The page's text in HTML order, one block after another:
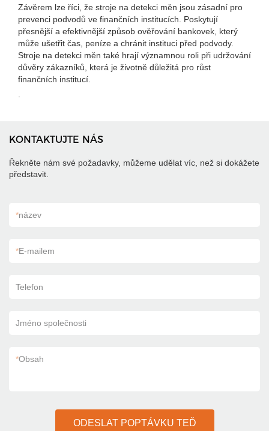
Závěrem lze říci, že stroje na detekci měn jsou zásadní pro
prevenci podvodů ve finančních institucích. Poskytují
přesnější a efektivnější způsob ověřování bankovek, který
může ušetřit čas, peníze a chránit instituci před podvody.
Stroje na detekci měn také hrají významnou roli při udržování
důvěry zákazníků, která je životně důležitá pro růst
finančních institucí.
KONTAKTUJTE NÁS
Řekněte nám své požadavky, můžeme udělat víc, než si dokážete
představit.
*název
*E-mailem
Telefon
Jméno společnosti
*Obsah
ODESLAT POPTÁVKU TEĎ